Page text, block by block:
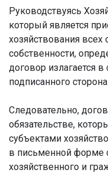
Руководствуясь
который является
хозяйствования
собственности,
договор излагается
подписанного
Следовательно,
обязательстве,
субъектами
в письменной
хозяйственного и